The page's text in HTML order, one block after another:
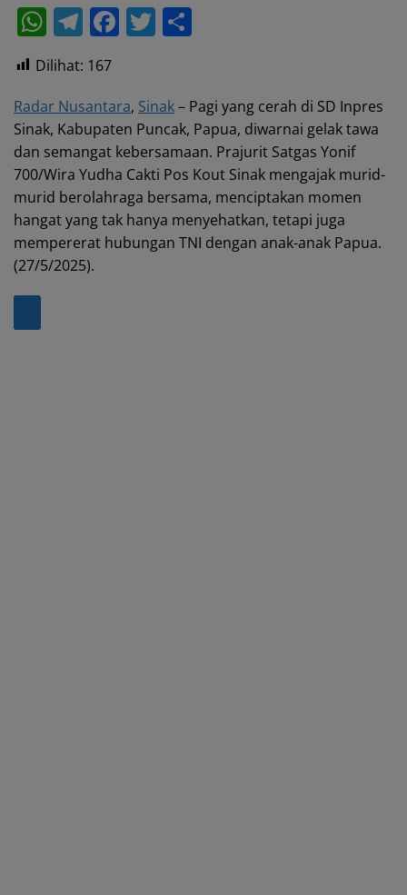
W
h
at
s
A
p
p
T
el
e
gr
a
m
F
e
b
o
o
k
T
er e
Dilihat: 167
Radar Nusantara, Sinak– Pagi yang cerah di SD Inpres
Sinak, Kabupaten Puncak, Papua, diwarnai gelak tawa
dan semangat kebersamaan. Prajurit Satgas Yonif
700/Wira Yudha Cakti Pos Kout Sinak mengajak murid-
murid berolahraga bersama, menciptakan momen
hangat yang tak hanya menyehatkan, tetapi juga
mempererat hubungan TNI dengan anak-anak Papua.
(27/5/2025).